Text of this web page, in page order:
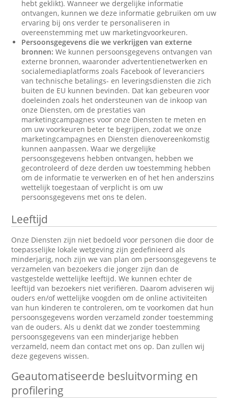
hebt geklikt). Wanneer we dergelijke informatie
ontvangen, kunnen we deze informatie gebruiken om uw
ervaring bij ons verder te personaliseren in
overeenstemming met uw marketingvoorkeuren.
Persoonsgegevens die we verkrijgen van externe
bronnen: We kunnen persoonsgegevens ontvangen van
externe bronnen, waaronder advertentienetwerken en
socialemediaplatforms zoals Facebook of leveranciers
van technische betalings- en leveringsdiensten die zich
buiten de EU kunnen bevinden. Dat kan gebeuren voor
doeleinden zoals het ondersteunen van de inkoop van
onze Diensten, om de prestaties van
marketingcampagnes voor onze Diensten te meten en
om uw voorkeuren beter te begrijpen, zodat we onze
marketingcampagnes en Diensten dienovereenkomstig
kunnen aanpassen. Waar we dergelijke
persoonsgegevens hebben ontvangen, hebben we
gecontroleerd of deze derden uw toestemming hebben
om de informatie te verwerken en of het hen anderszins
wettelijk toegestaan of verplicht is om uw
persoonsgegevens met ons te delen.
Leeftijd
Onze Diensten zijn niet bedoeld voor personen die door de
toepasselijke lokale wetgeving zijn gedefinieerd als
minderjarig, noch zijn we van plan om persoonsgegevens te
verzamelen van bezoekers die jonger zijn dan de
vastgestelde wettelijke leeftijd. We kunnen echter de
leeftijd van bezoekers niet verifiëren. Daarom adviseren wij
ouders en/of wettelijke voogden om de online activiteiten
van hun kinderen te controleren, om te voorkomen dat hun
persoonsgegevens worden verzameld zonder toestemming
van de ouders. Als u denkt dat we zonder toestemming
persoonsgegevens van een minderjarige hebben
verzameld, neem dan contact met ons op. Dan zullen wij
deze gegevens wissen.
Geautomatiseerde besluitvorming en
profilering